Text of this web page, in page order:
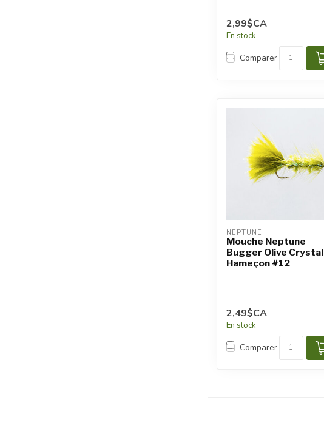
2,99$CA
En stock
Comparer
NEPTUNE
Mouche Neptune
Bugger Olive Crystal
Hameçon #12
2,49$CA
En stock
Comparer